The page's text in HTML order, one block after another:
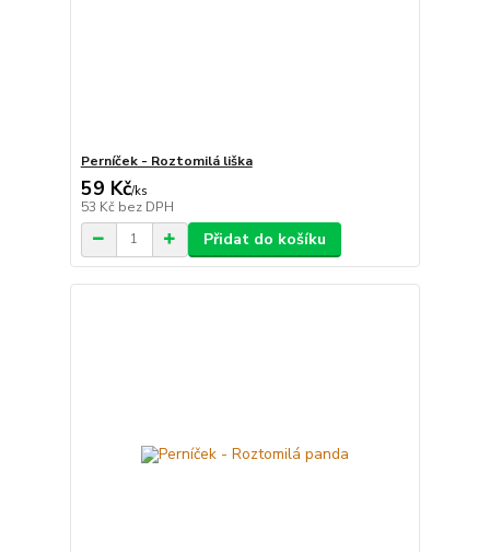
Perníček - Roztomilá liška
59 Kč/ks
53 Kč bez DPH
Přidat do košíku